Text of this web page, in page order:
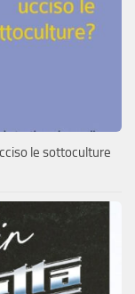
le sottoculture